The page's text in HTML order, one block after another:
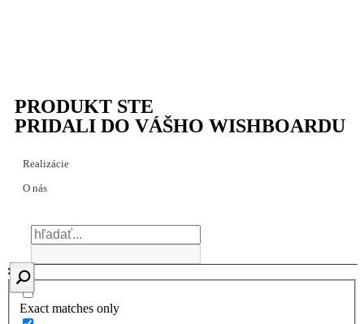
PRODUKT STE
PRIDALI DO VÁŠHO WISHBOARDU
Realizácie
O nás
Exact matches only